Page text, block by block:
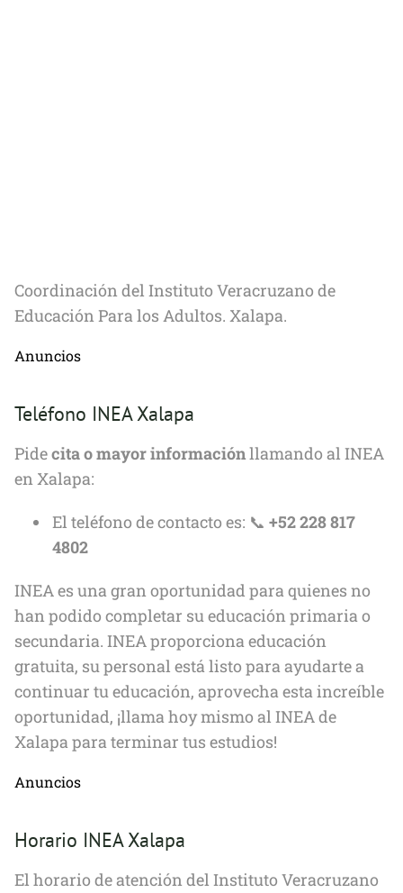
Coordinación del Instituto Veracruzano de
Educación Para los Adultos. Xalapa.
Anuncios
Teléfono INEA Xalapa
Pidecita o mayor informaciónllamando al INEA
en Xalapa:
El teléfono de contacto es: 📞 +52 228 817
4802
INEA es una gran oportunidad para quienes no
han podido completar su educación primaria o
secundaria. INEA proporciona educación
gratuita, su personal está listo para ayudarte a
continuar tu educación, aprovecha esta increíble
oportunidad, ¡llama hoy mismo al INEA de
Xalapa para terminar tus estudios!
Anuncios
Horario INEA Xalapa
El horario de atención del Instituto Veracruzano